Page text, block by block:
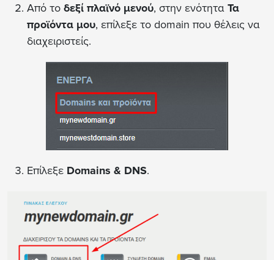
Από το δεξί πλαϊνό μενού, στην ενότητα Τα
προϊόντα μου, επίλεξε το domain που θέλεις να
διαχειριστείς.
Επίλεξε Domains & DNS.